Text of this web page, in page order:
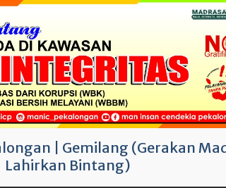
Seminar Radikalisme yang berjudul
Pelajar SMA/SMK/MA se-Kota
[…]
Tahun Pelajaran
Gemilang (Gerakan
Lahirkan Bintang)